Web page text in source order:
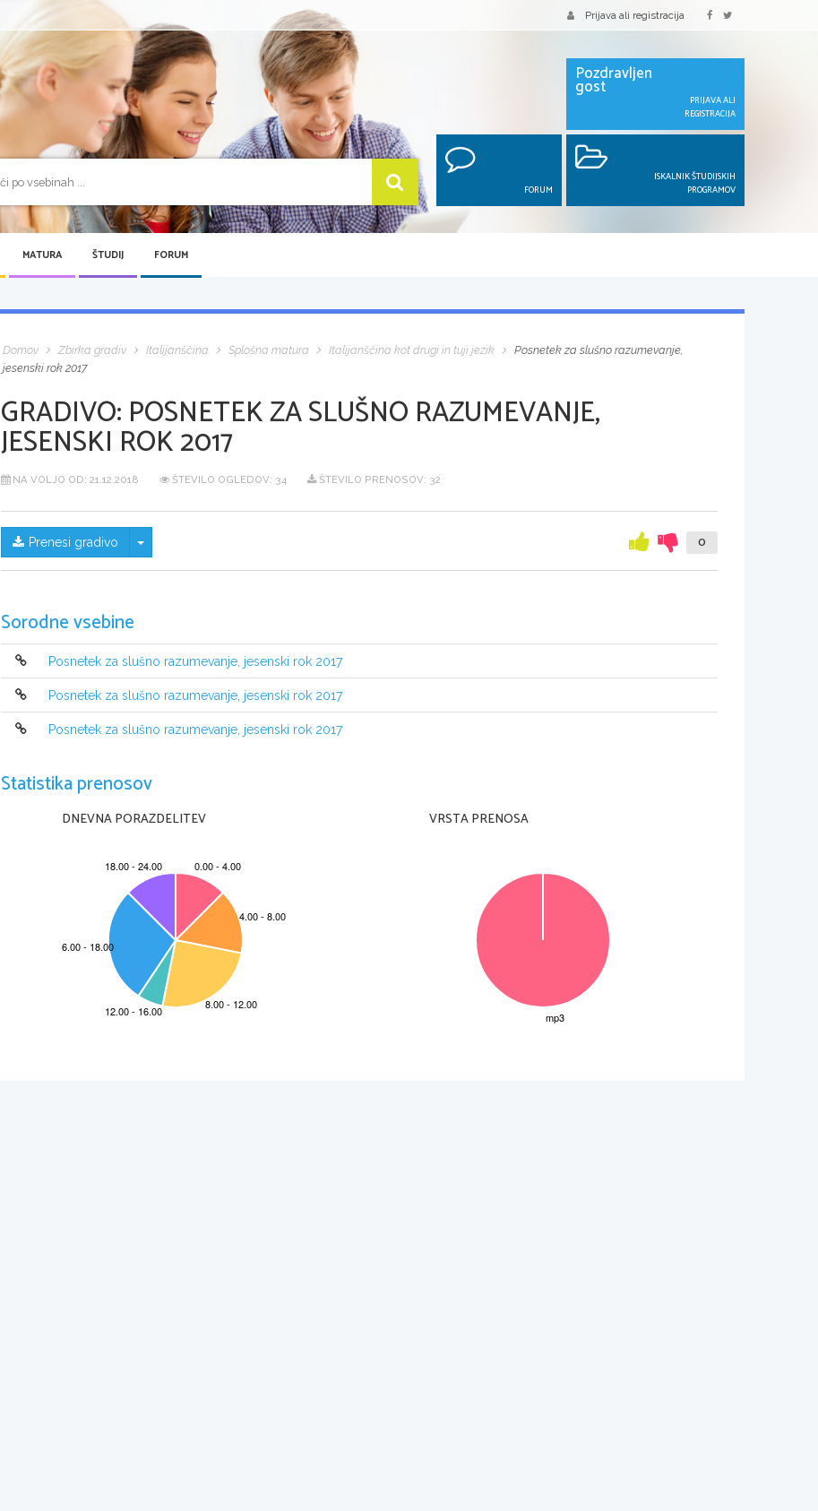
Prijava ali registracija
Pozdravljen
gost
PRIJAVA ALI
REGISTRACIJA
FORUM
ISKALNIK ŠTUDIJSKIH
PROGRAMOV
MATURA ŠTUDIJ FORUM
Domov Zbirka gradiv Italijanščina Splošna matura Italijanščina kot drugi in tuji jezik
Posnetek za slušno razumevanje,
jesenski rok 2017
GRADIVO: POSNETEK ZA SLUŠNO RAZUMEVANJE,
JESENSKI ROK 2017
NA VOLJO OD: 21.12.2018 ŠTEVILO OGLEDOV: 34 ŠTEVILO PRENOSOV: 32
Prenesi gradivo Skrij/prikaži meni 0
Sorodne vsebine
Posnetek za slušno razumevanje, jesenski rok 2017
Posnetek za slušno razumevanje, jesenski rok 2017
Posnetek za slušno razumevanje, jesenski rok 2017
Statistika prenosov
DNEVNA PORAZDELITEV VRSTA PRENOSA